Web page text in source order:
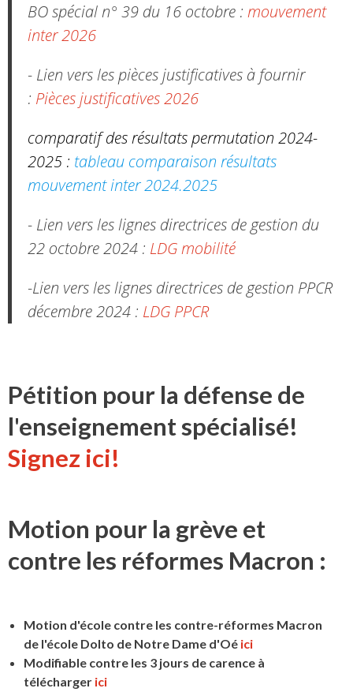
BO spécial n° 39 du 16 octobre : mouvement
inter 2026
- Lien vers les pièces justificatives à fournir
: Pièces justificatives 2026
comparatif des résultats permutation 2024-
2025 : tableau comparaison résultats
mouvement inter 2024.2025
- Lien vers les lignes directrices de gestion du
22 octobre 2024 : LDG mobilité
-Lien vers les lignes directrices de gestion PPCR
décembre 2024 : LDG PPCR
Pétition pour la défense de
l'enseignement spécialisé!
Signez ici!
Motion pour la grève et
contre les réformes Macron :
Motion d'école contre les contre-réformes Macron
de l'école Dolto de Notre Dame d'Oé ici
Modifiable contre les 3 jours de carence à
télécharger ici